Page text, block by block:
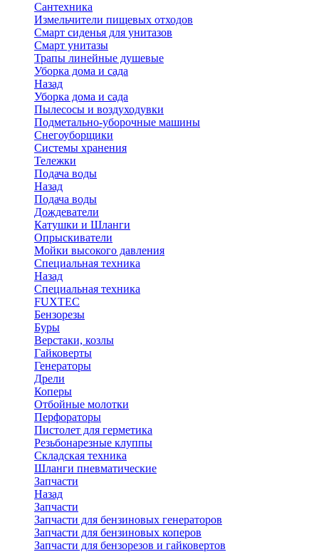
Сантехника
Измельчители пищевых отходов
Смарт сиденья для унитазов
Смарт унитазы
Трапы линейные душевые
Уборка дома и сада
Назад
Уборка дома и сада
Пылесосы и воздуходувки
Подметально-уборочные машины
Снегоуборщики
Системы хранения
Тележки
Подача воды
Назад
Подача воды
Дождеватели
Катушки и Шланги
Опрыскиватели
Мойки высокого давления
Специальная техника
Назад
Специальная техника
FUXTEC
Бензорезы
Буры
Верстаки, козлы
Гайковерты
Генераторы
Дрели
Коперы
Отбойные молотки
Перфораторы
Пистолет для герметика
Резьбонарезные клуппы
Складская техника
Шланги пневматические
Запчасти
Назад
Запчасти
Запчасти для бензиновых генераторов
Запчасти для бензиновых коперов
Запчасти для бензорезов и гайковертов